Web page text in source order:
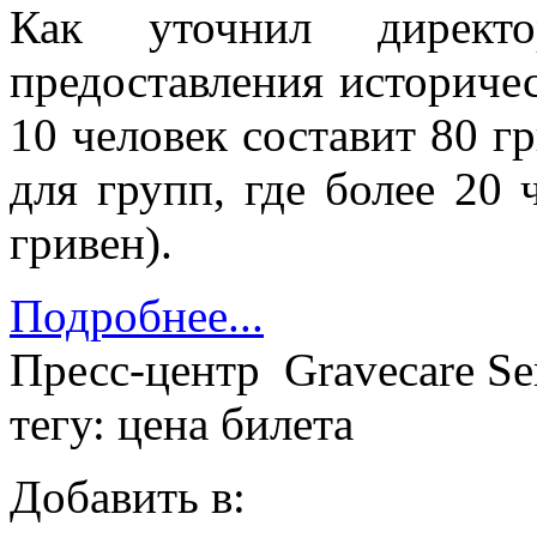
Как уточнил
предоставления
10 человек составит 80
для групп, где более
гривен).
Подробнее...
Пресс-центр Gravecare
тегу: цена билета
Добавить в: